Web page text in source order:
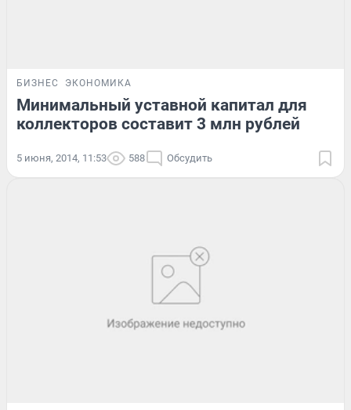
БИЗНЕС ЭКОНОМИКА
Минимальный уставной капитал для
коллекторов составит 3 млн рублей
5 июня, 2014, 11:53 588 Обсудить